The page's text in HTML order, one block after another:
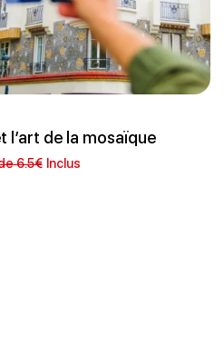
l’art de la mosaïque
6.5€ Inclus